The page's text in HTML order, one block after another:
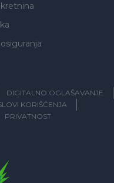
DIGITALNO OGLAŠAVANJE
KORIŠĆENJA
PRIVATNOST